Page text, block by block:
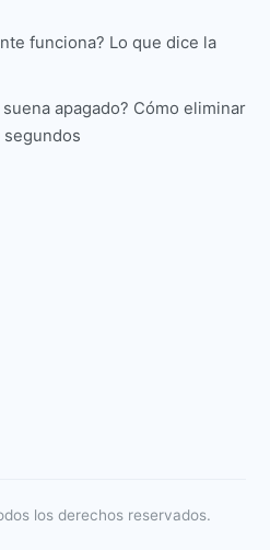
funciona? Lo que dice la
apagado? Cómo eliminar
los derechos reservados.